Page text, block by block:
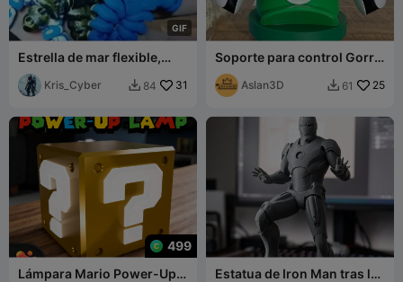
GIF
Estrella de mar flexible,
juguete de estrella de mar
articulada
Kris_Cyber  84 31
Soporte para control Gorra
de Luigi
Aslan3D  61 25
499
Lámpara Mario Power-Up
Estatua de Iron Man tras la